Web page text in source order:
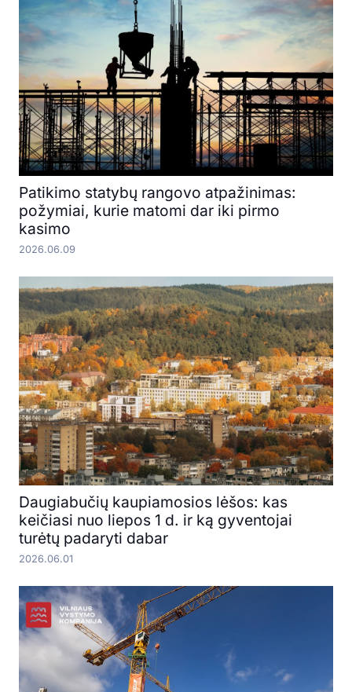
Patikimo statybų rangovo atpažinimas:
požymiai, kurie matomi dar iki pirmo
kasimo
2026.06.09
Daugiabučių kaupiamosios lėšos: kas
keičiasi nuo liepos 1 d. ir ką gyventojai
turėtų padaryti dabar
2026.06.01